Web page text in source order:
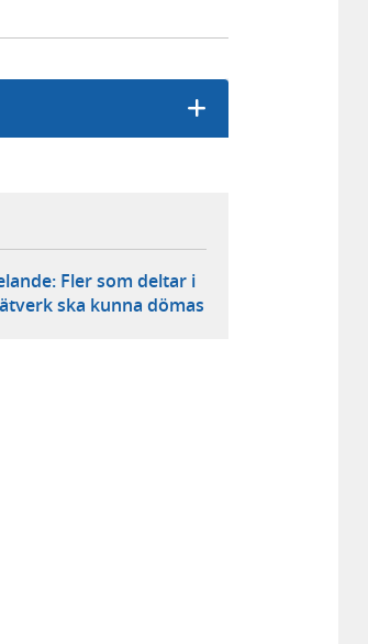
Fler som deltar i
ska kunna dömas